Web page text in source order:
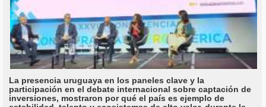
La presencia uruguaya en los paneles clave y la
participación en el debate internacional sobre captación de
inversiones, mostraron por qué el país es ejemplo de